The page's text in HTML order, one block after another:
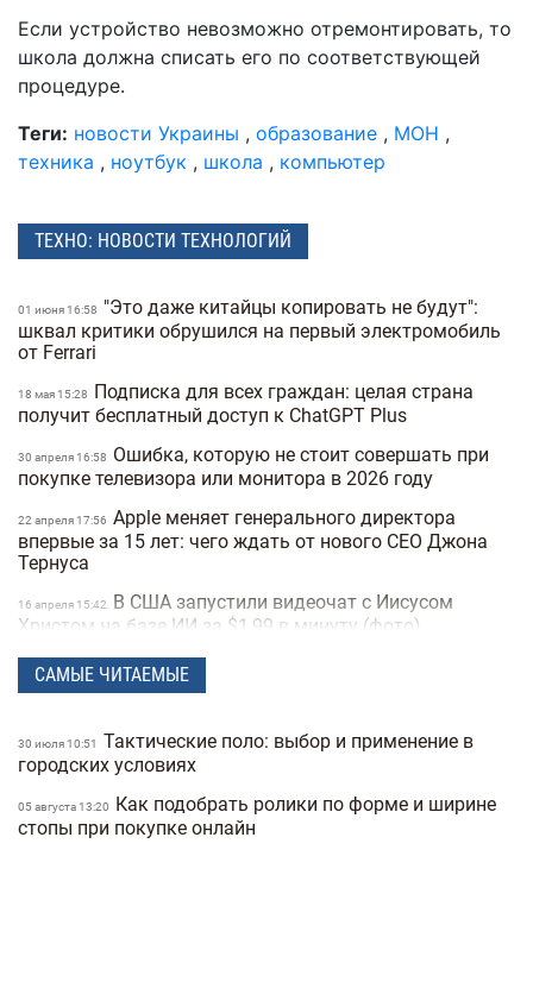
Если устройство невозможно отремонтировать, то
школа должна списать его по соответствующей
процедуре.
Теги: новости Украины , образование , МОН ,
техника , ноутбук , школа , компьютер
ТЕХНО: НОВОСТИ ТЕХНОЛОГИЙ
01 июня 16:58
"Это даже китайцы копировать не будут":
шквал критики обрушился на первый электромобиль
от Ferrari
18 мая 15:28
Подписка для всех граждан: целая страна
получит бесплатный доступ к ChatGPT Plus
30 апреля 16:58
Ошибка, которую не стоит совершать при
покупке телевизора или монитора в 2026 году
22 апреля 17:56 Apple меняет генерального директора
впервые за 15 лет: чего ждать от нового CEO Джона
Тернуса
16 апреля 15:42
В США запустили видеочат с Иисусом
Христом на базе ИИ за $1,99 в минуту (фото)
15 апреля 16:04 Meta создает ИИ-клона Марка Цукерберга
для общения с сотрудниками компании
Издание The New York Times назвало
возможного создателя биткоина
Расход топлива до 5 литров на «сотню»: 10
экономных семейных авто в Украине (фото)
САМЫЕ ЧИТАЕМЫЕ
30 июля 10:51
Тактические поло: выбор и применение в
городских условиях
05 августа 13:20
Как подобрать ролики по форме и ширине
стопы при покупке онлайн